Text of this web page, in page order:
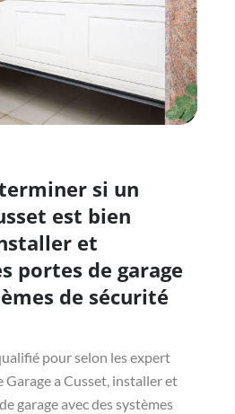
si un
est bien
et
portes de garage
de sécurité
pour selon les expert
a Cusset, installer et
garage avec des systèmes